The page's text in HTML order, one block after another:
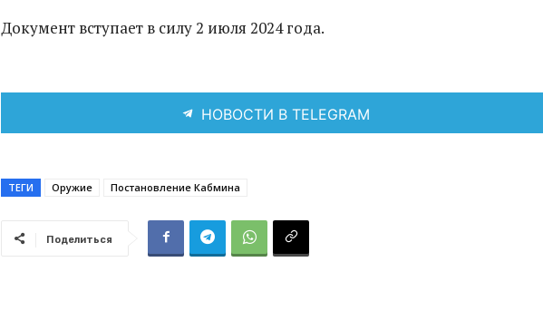
Документ вступает в силу 2 июля 2024 года.
НОВОСТИ В TELEGRAM
ТЕГИ Оружие Постановление Кабмина
Поделиться